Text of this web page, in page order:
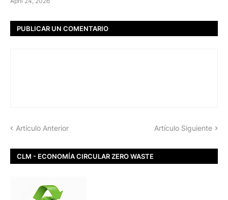
PUBLICAR UN COMENTARIO
Artículo Anterior Artículo Siguiente
CLM - ECONOMÍA CIRCULAR ZERO WASTE